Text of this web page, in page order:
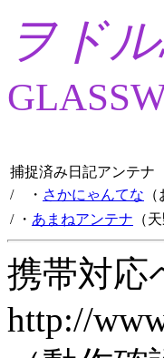
ヲド
捕捉済み日記アンテナ
/ ・ さかにゃんてな
/ ・ あまねアンテナ （
携帯対応
http://